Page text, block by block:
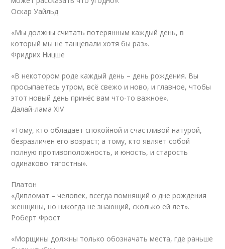
Оскар Уайльд
«Мы должны считать потерянным каждый день, в
который мы не танцевали хотя бы раз».
Фридрих Ницше
«В некотором роде каждый день – день рождения. Вы
просыпаетесь утром, всё свежо и ново, и главное, чтобы
этот новый день принёс вам что-то важное».
Далай-лама XIV
«Тому, кто обладает спокойной и счастливой натурой,
безразличен его возраст; а тому, кто являет собой
полную противоположность, и юность, и старость
одинаково тягостны».
Платон
«Дипломат – человек, всегда помнящий о дне рождения
женщины, но никогда не знающий, сколько ей лет».
Роберт Фрост
«Морщины должны только обозначать места, где раньше